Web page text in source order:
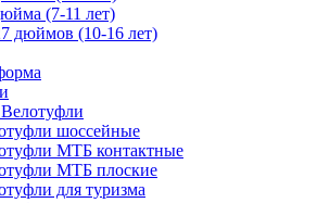
(7-11 лет)
дюймов (10-16 лет)
шоссейные
МТБ контактные
МТБ плоские
для туризма